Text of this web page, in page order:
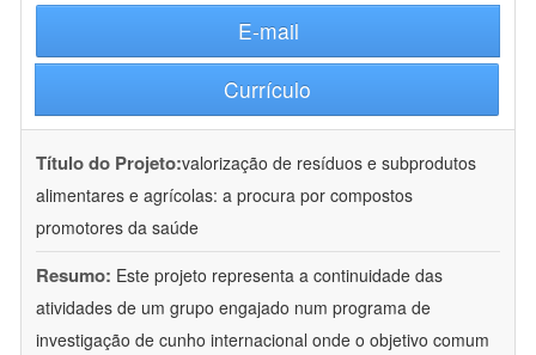
E-mail
Currículo
Título do Projeto:valorização de resíduos e subprodutos
alimentares e agrícolas: a procura por compostos
promotores da saúde
Resumo: Este projeto representa a continuidade das
atividades de um grupo engajado num programa de
investigação de cunho internacional onde o objetivo comum